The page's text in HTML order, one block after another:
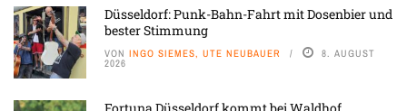
Düsseldorf: Punk-Bahn-Fahrt mit Dosenbier und
bester Stimmung
VON INGO SIEMES, UTE NEUBAUER 8. AUGUST
2026